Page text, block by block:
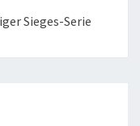
Sieges-Serie